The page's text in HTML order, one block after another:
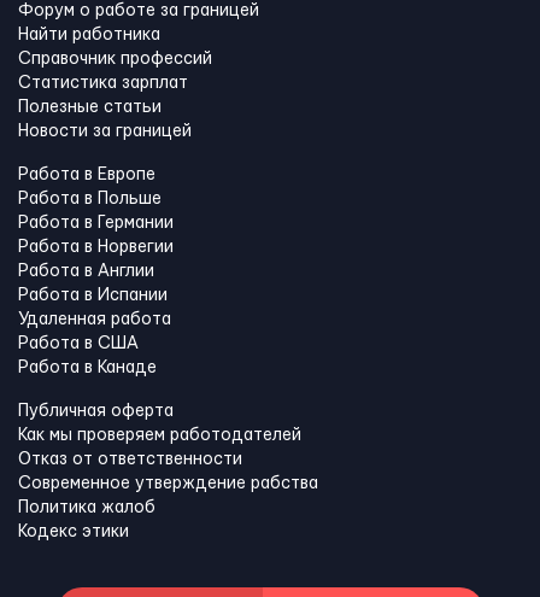
Форум о работе за границей
Найти работника
Справочник профессий
Статистика зарплат
Полезные статьи
Новости за границей
Работа в Европе
Работа в Польше
Работа в Германии
Работа в Норвегии
Работа в Англии
Работа в Испании
Удаленная работа
Работа в США
Работа в Канадe
Публичная оферта
Как мы проверяем работодателей
Отказ от ответственности
Современное утверждение рабства
Политика жалоб
Кодекс этики